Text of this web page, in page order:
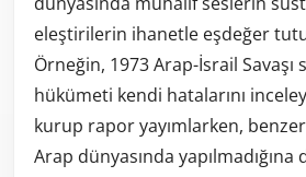
eleştirilerin ihanetle eşdeğer
Örneğin, 1973 Arap-İsrail Savaşı
hükümeti kendi hatalarını
kurup rapor yayımlarken,
Arap dünyasında